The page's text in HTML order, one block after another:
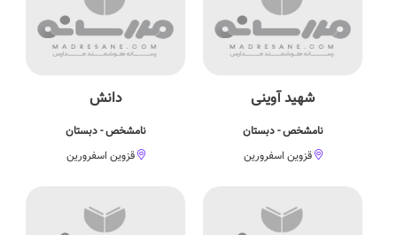
شهید آوینی
نامشخص - دبستان
قزوین اسفرورین
دانش
نامشخص - دبستان
قزوین اسفرورین